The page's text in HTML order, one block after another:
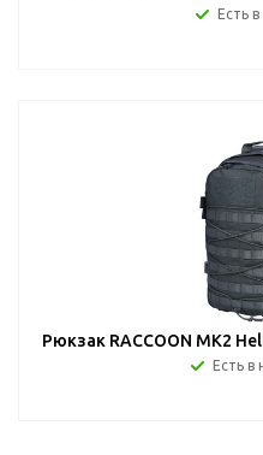
Есть
Рюкзак RACCOON MK2
Есть в